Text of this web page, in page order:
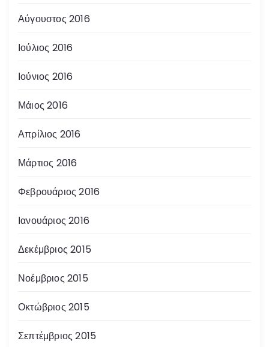
Αύγουστος 2016
Ιούλιος 2016
Ιούνιος 2016
Μάιος 2016
Απρίλιος 2016
Μάρτιος 2016
Φεβρουάριος 2016
Ιανουάριος 2016
Δεκέμβριος 2015
Νοέμβριος 2015
Οκτώβριος 2015
Σεπτέμβριος 2015